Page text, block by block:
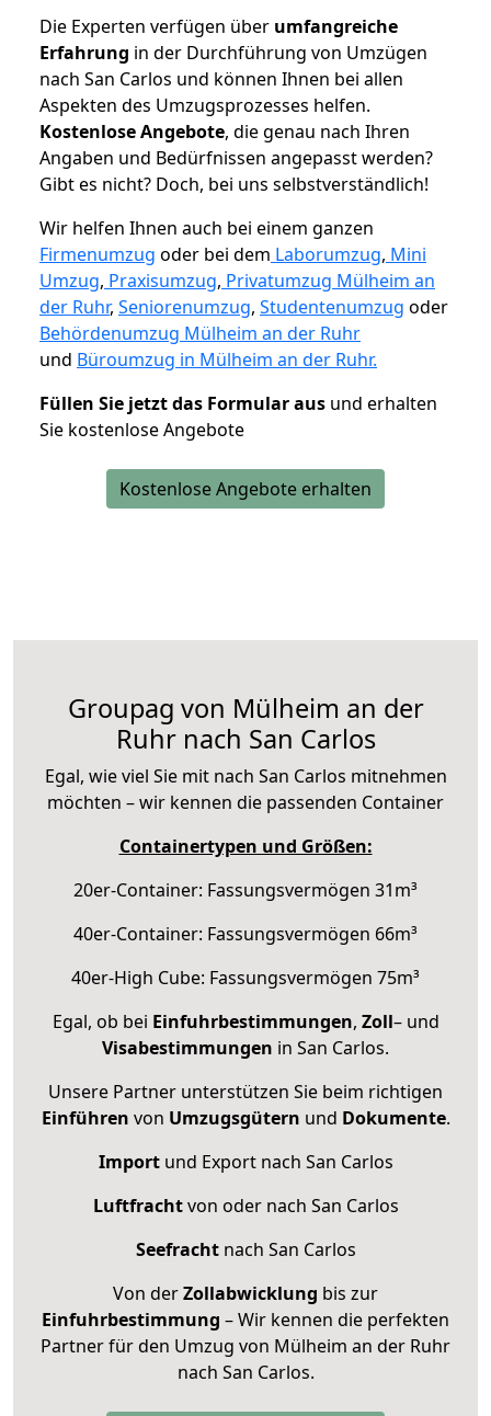
Die Experten verfügen über umfangreiche
Erfahrung in der Durchführung von Umzügen
nach San Carlos und können Ihnen bei allen
Aspekten des Umzugsprozesses helfen.
Kostenlose Angebote, die genau nach Ihren
Angaben und Bedürfnissen angepasst werden?
Gibt es nicht? Doch, bei uns selbstverständlich!
Wir helfen Ihnen auch bei einem ganzen
Firmenumzug oder bei dem Laborumzug, Mini
Umzug, Praxisumzug, Privatumzug Mülheim an
der Ruhr, Seniorenumzug, Studentenumzug oder
Behördenumzug Mülheim an der Ruhr
und Büroumzug in Mülheim an der Ruhr.
Füllen Sie jetzt das Formular aus und erhalten
Sie kostenlose Angebote
Kostenlose Angebote erhalten
Groupag von Mülheim an der
Ruhr nach San Carlos
Egal, wie viel Sie mit nach San Carlos mitnehmen
möchten – wir kennen die passenden Container
Containertypen und Größen:
20er-Container: Fassungsvermögen 31m³
40er-Container: Fassungsvermögen 66m³
40er-High Cube: Fassungsvermögen 75m³
Egal, ob bei Einfuhrbestimmungen, Zoll– und
Visabestimmungen in San Carlos.
Unsere Partner unterstützen Sie beim richtigen
Einführen von Umzugsgütern und Dokumente.
Importund Export nach San Carlos
Luftfrachtvon oder nach San Carlos
Seefrachtnach San Carlos
Von derZollabwicklung bis zur
Einfuhrbestimmung – Wir kennen die perfekten
Partner für den Umzug von Mülheim an der Ruhr
nach San Carlos.